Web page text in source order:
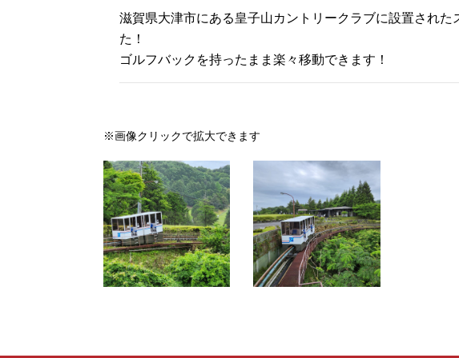
滋賀県大津市にある皇子山カントリークラブに設置された
た！
ゴルフバックを持ったまま楽々移動できます！
※画像クリックで拡大できます